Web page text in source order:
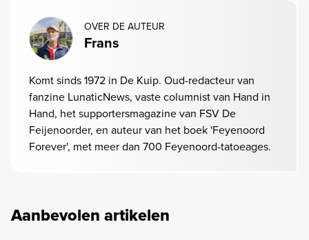
OVER DE AUTEUR
Frans
Komt sinds 1972 in De Kuip. Oud-redacteur van
fanzine LunaticNews, vaste columnist van Hand in
Hand, het supportersmagazine van FSV De
Feijenoorder, en auteur van het boek 'Feyenoord
Forever', met meer dan 700 Feyenoord-tatoeages.
Aanbevolen artikelen